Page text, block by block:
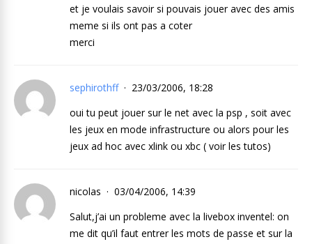
et je voulais savoir si pouvais jouer avec des amis
meme si ils ont pas a coter
merci
sephirothff
23/03/2006, 18:28
oui tu peut jouer sur le net avec la psp , soit avec
les jeux en mode infrastructure ou alors pour les
jeux ad hoc avec xlink ou xbc ( voir les tutos)
nicolas
03/04/2006, 14:39
Salut,j’ai un probleme avec la livebox inventel: on
me dit qu’il faut entrer les mots de passe et sur la